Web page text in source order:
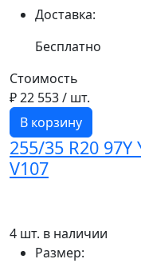
Доставка:
Бесплатно
Стоимость
₽ 22 553/ шт.
В корзину
255/35 R20
V107
4 шт. в наличии
Размер: